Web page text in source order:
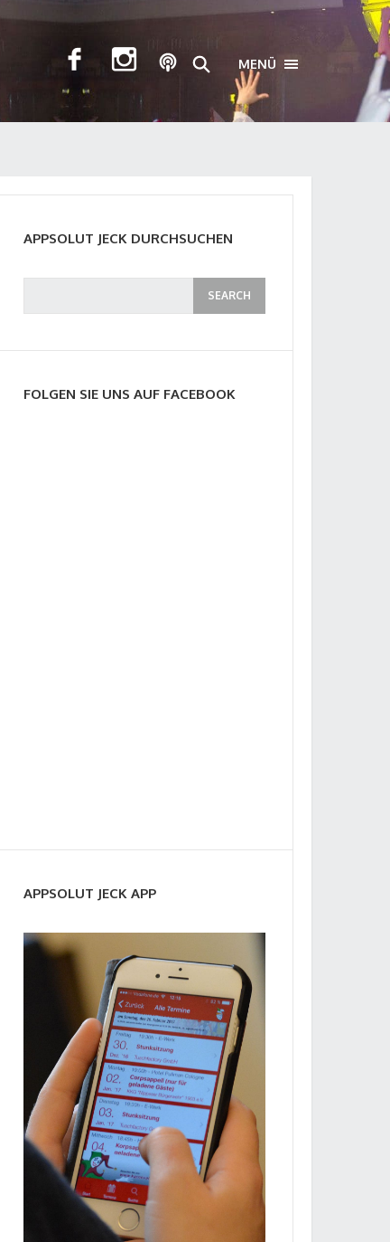
MENÜ TOGGLE
APPSOLUT JECK DURCHSUCHEN
FOLGEN SIE UNS AUF FACEBOOK
APPSOLUT JECK APP